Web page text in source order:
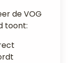
de VOG
toont: